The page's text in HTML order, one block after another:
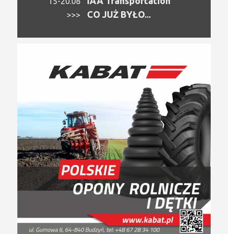
>>> CO JUŻ BYŁO...